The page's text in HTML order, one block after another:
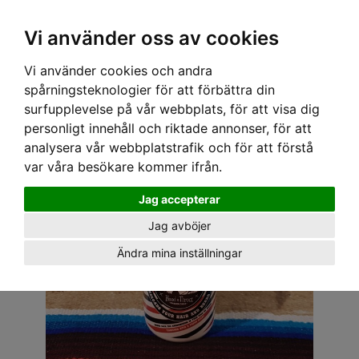
Vi använder oss av cookies
Vi använder cookies och andra
spårningsteknologier för att förbättra din
surfupplevelse på vår webbplats, för att visa dig
personligt innehåll och riktade annonser, för att
analysera vår webbplatstrafik och för att förstå
var våra besökare kommer ifrån.
Jag accepterar
Jag avböjer
Ändra mina inställningar
Hem› ACCESSOARER ›POMADA & SKÄGGPRODUKTER